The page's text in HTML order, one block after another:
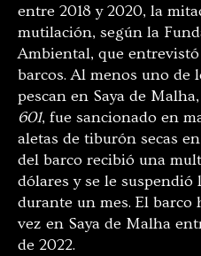
entre 2018 y 2020, la
mutilación, según la
Ambiental, que
barcos. Al menos uno de
pescan en Saya de
601, fue sancionado en
aletas de tiburón secas
del barco recibió una
dólares y se le suspendió
durante un mes. El barco
vez en Saya de Malha
de 2022.